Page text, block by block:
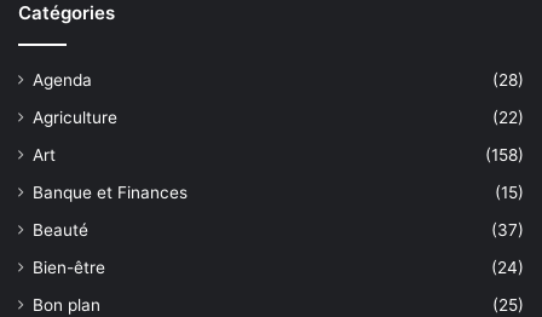
Catégories
Agenda
(28)
Agriculture
(22)
Art
(158)
Banque et Finances
(15)
Beauté
(37)
Bien-être
(24)
Bon plan
(25)